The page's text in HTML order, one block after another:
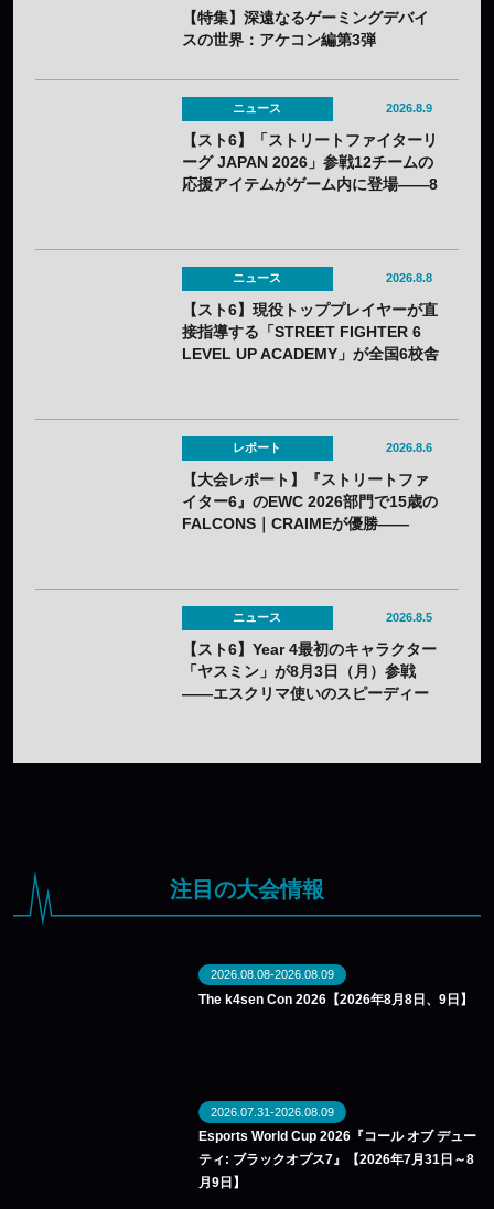
【特集】深遠なるゲーミングデバイ
スの世界：アケコン編第3弾
STICK for PS4 MoNo」を紐解く！
【レビュー】
ニュース 2026.8.9
【スト6】「ストリートファイターリ
ーグ JAPAN 2026」参戦12チームの
応援アイテムがゲーム内に登場——8
ニュース 2026.8.8
【スト6】現役トッププレイヤーが直
接指導する「STREET FIGHTER 6
LEVEL UP ACADEMY」が全国6校舎
レポート 2026.8.6
【大会レポート】『ストリートファ
イター6』のEWC 2026部門で15歳の
FALCONS｜CRAIMEが優勝——
ニュース 2026.8.5
【スト6】Year 4最初のキャラクター
「ヤスミン」が8月3日（月）参戦
——エスクリマ使いのスピーディー
注目の大会情報
2026.08.08-2026.08.09
The k4sen Con 2026【2026年8月8日、9日】
2026.07.31-2026.08.09
Esports World Cup 2026『コール オブ デュー
ティ: ブラックオプス7』【2026年7月31日～8
月9日】